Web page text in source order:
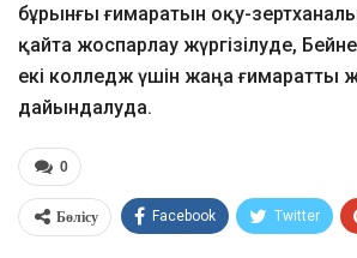
бұрынғы ғимаратын оқу-
қайта жоспарлау жүргізілуде,
екі колледж үшін жаңа ғимаратты
дайындалуда.
0
Бөлісу Facebook Twitter